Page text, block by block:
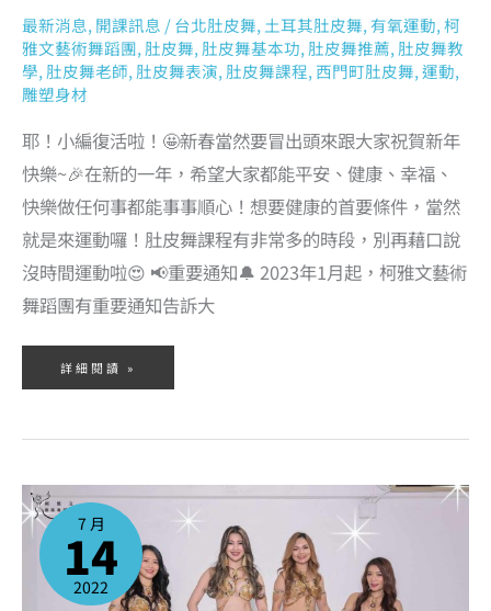
最新消息, 開課訊息 /台北肚皮舞, 土耳其肚皮舞,有氧運動,柯
雅文藝術舞蹈團, 肚皮舞, 肚皮舞基本功, 肚皮舞推薦, 肚皮舞教
學, 肚皮舞老師, 肚皮舞表演, 肚皮舞課程, 西門町肚皮舞,運動,
雕塑身材
耶！小編復活啦！🤩新春當然要冒出頭來跟大家祝賀新年
快樂~🎉在新的一年，希望大家都能平安、健康、幸福、
快樂做任何事都能事事順心！想要健康的首要條件，當然
就是來運動囉！肚皮舞課程有非常多的時段，別再藉口說
沒時間運動啦😍 📢重要通知🔔 2023年1月起，柯雅文藝術
舞蹈團有重要通知告訴大
詳細閱讀 »
7 月
14
2022
2022
年
7
皮
舞
課
程
一